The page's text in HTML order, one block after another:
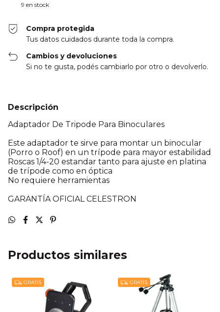
9 en stock
Compra protegida
Tus datos cuidados durante toda la compra.
Cambios y devoluciones
Si no te gusta, podés cambiarlo por otro o devolverlo.
Descripción
Adaptador De Tripode Para Binoculares
Este adaptador te sirve para montar un binocular
(Porro o Roof) en un trípode para mayor estabilidad
Roscas 1/4-20 estandar tanto para ajuste en platina
de trípode como en óptica
No requiere herramientas
GARANTÍA OFICIAL CELESTRON
Productos similares
GRATIS GRATIS